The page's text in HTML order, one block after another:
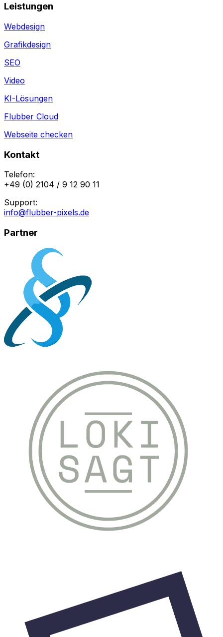
Leistungen
Webdesign
Grafikdesign
SEO
Video
KI-Lösungen
Flubber Cloud
Webseite checken
Kontakt
Telefon:
+49 (0) 2104 / 9 12 90 11
Support:
info@flubber-pixels.de
Partner